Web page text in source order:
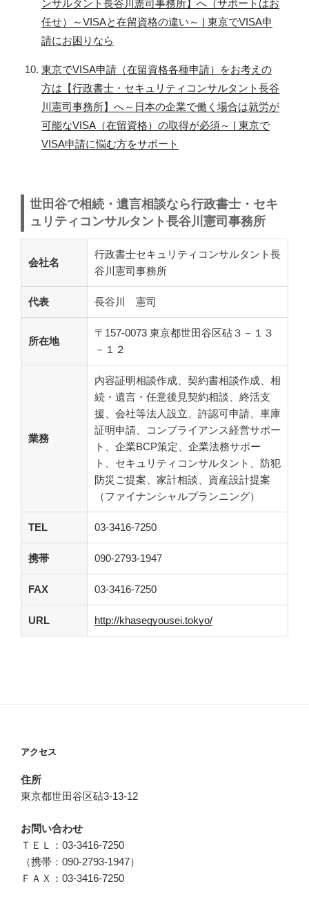
ンサルタント長谷川憲司事務所】へ（サポートはお
任せ）～VISAと在留資格の違い～ | 東京でVISA申
請にお困りなら
東京でVISA申請（在留資格各種申請）をお考えの
方は【行政書士・セキュリティコンサルタント長谷
川憲司事務所】へ～日本の企業で働く場合は就労が
可能なVISA（在留資格）の取得が必須～ | 東京で
VISA申請に悩む方をサポート
世田谷で相続・遺言相談なら行政書士・セキ
ュリティコンサルタント長谷川憲司事務所
会社名
行政書士セキュリティコンサルタント長
谷川憲司事務所
代表 長谷川 憲司
所在地
〒157-0073 東京都世田谷区砧３－１３
－１２
業務
内容証明相談作成、契約書相談作成、相
続・遺言・任意後見契約相談、終活支
援、会社等法人設立、許認可申請、車庫
証明申請、コンプライアンス経営サポー
ト、企業BCP策定、企業法務サポー
ト、セキュリティコンサルタント、防犯
防災ご提案、家計相談、資産設計提案
（ファイナンシャルプランニング）
TEL 03-3416-7250
携帯 090-2793-1947
FAX 03-3416-7250
URL http://khasegyousei.tokyo/
アクセス
住所
東京都世田谷区砧3-13-12
お問い合わせ
ＴＥＬ：03-3416-7250
（携帯：090-2793-1947）
ＦＡＸ：03-3416-7250